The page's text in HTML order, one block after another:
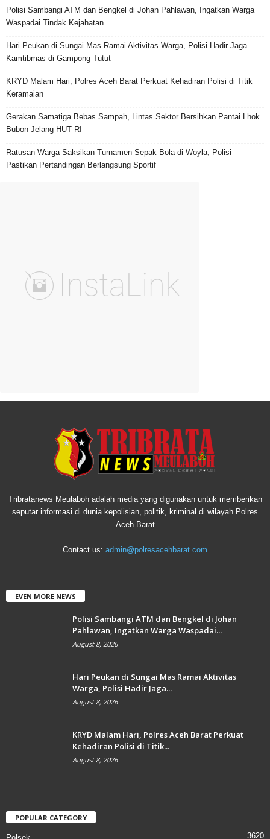
Polisi Sambangi ATM dan Bengkel di Johan Pahlawan, Ingatkan Warga
Waspadai Tindak Kejahatan
Hari Peukan di Sungai Mas Ramai Aktivitas Warga, Polisi Hadir Jaga
Kamtibmas di Gampong Tutut
KRYD Malam Hari, Polres Aceh Barat Perkuat Kehadiran Polisi di Titik
Keramaian
Gerakan Samatiga Bebas Sampah, Lintas Sektor Bersihkan Pantai Lhok
Bubon Jelang HUT RI
Ratusan Warga Saksikan Turnamen Sepak Bola di Woyla, Polisi
Pastikan Pertandingan Berlangsung Sportif
Tribratanews Meulaboh adalah media yang digunakan untuk memberikan
seputar informasi di dunia kepolisian, politik, kriminal di wilayah Polres
Aceh Barat
Contact us: admin@polresacehbarat.com
EVEN MORE NEWS
Polisi Sambangi ATM dan Bengkel di Johan
Pahlawan, Ingatkan Warga Waspadai...
August 8, 2026
Hari Peukan di Sungai Mas Ramai Aktivitas
Warga, Polisi Hadir Jaga...
August 8, 2026
KRYD Malam Hari, Polres Aceh Barat Perkuat
Kehadiran Polisi di Titik...
August 8, 2026
POPULAR CATEGORY
3620